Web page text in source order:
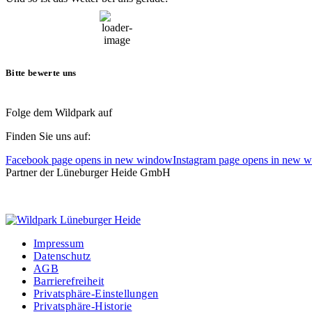
6. August, 2026
23°C
Bitte bewerte uns
Folge dem Wildpark auf
Finden Sie uns auf:
Facebook page opens in new windowInstagram page opens in new
Partner der Lüneburger Heide GmbH
Impressum
Datenschutz
AGB
Barrierefreiheit
Privatsphäre-Einstellungen
Privatsphäre-Historie